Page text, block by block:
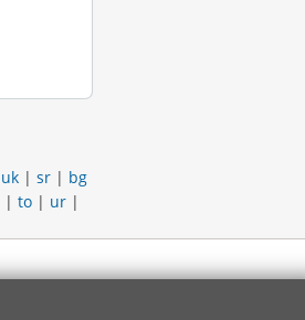
uk | sr | bg
| to | ur |